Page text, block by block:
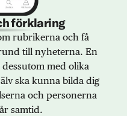
förklaring
rubrikerna och få
till nyheterna. En
med olika
ska kunna bilda dig
och personerna
samtid.